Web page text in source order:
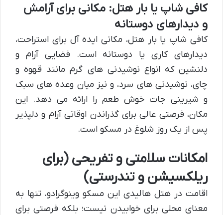
کافی شاپ یا بار هتل: مکانی برای آرامش
و دیدارهای دوستانه
کافی شاپ یا بار هتل، مکانی ایده آل برای استراحت،
دیدارهای کاری یا دوستانه است. فضایی آرام و
دلنشین که انواع نوشیدنی های گرم مانند قهوه و
چای، نوشیدنی های سرد، و نیز میان وعده های سبک
و شیرینی جات خوش طعم را ارائه می دهد. این
مکان، فرصتی عالی برای گذراندن اوقاتی آرام و دلپذیر
پس از یک روز شلوغ در مسکو است.
امکانات سلامتی و تفریحی (برای
ریلکسیشن و تندرستی)
اقامت در هتل هالیدی این مسکو وینوگرادو، تنها به
معنای محلی برای خوابیدن نیست؛ بلکه فرصتی برای